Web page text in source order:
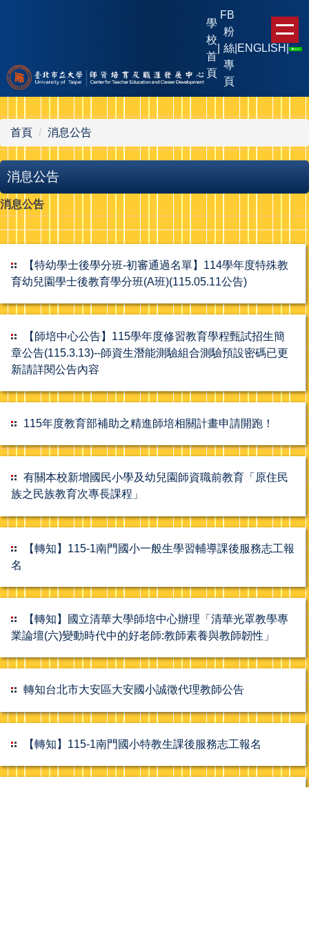
內
容
學
校
首
頁
FB
粉
絲
專
頁
ENGLISH |
首頁 消息公告
消息公告
消息公告
【特幼學士後學分班-初審通過名單】114學年度特殊教
育幼兒園學士後教育學分班(A班)(115.05.11公告)
【師培中心公告】115學年度修習教育學程甄試招生簡
章公告(115.3.13)--師資生潛能測驗組合測驗預設密碼已更
新請詳閱公告內容
115年度教育部補助之精進師培相關計畫申請開跑！
有關本校新增國民小學及幼兒園師資職前教育「原住民
族之民族教育次專長課程」
【轉知】115-1南門國小一般生學習輔導課後服務志工報
名
【轉知】國立清華大學師培中心辦理「清華光罩教學專
業論壇(六)變動時代中的好老師:教師素養與教師韌性」
轉知台北市大安區大安國小誠徵代理教師公告
【轉知】115-1南門國小特教生課後服務志工報名